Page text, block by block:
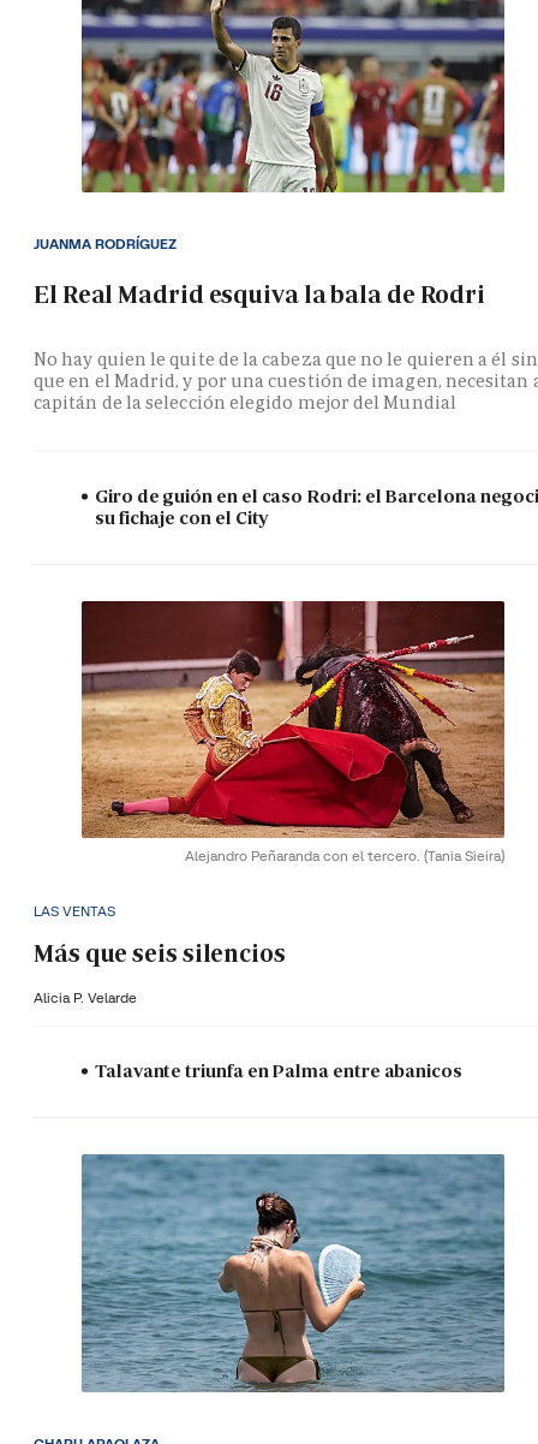
El Real Madrid esquiva la bala de Rodri
No hay quien le quite de la cabeza que no le quieren a él
que en el Madrid, y por una cuestión de imagen, necesitan
capitán de la selección elegido mejor del Mundial
JUANMA RODRÍGUEZ
Giro de guión en el caso Rodri: el Barcelona
su fichaje con el City
Alejandro Peñaranda con el tercero. (Tania Sieira)
LAS VENTAS
Más que seis silencios
Alicia P. Velarde
Talavante triunfa en Palma entre abanicos